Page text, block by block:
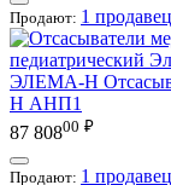
Продают: 1 продавец
ЭЛЕМА-Н
Н АНП1
87 80800 ₽
Продают: 1 продавец